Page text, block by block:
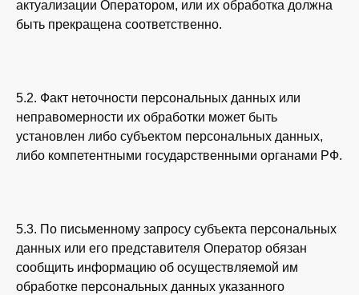
актуализации Оператором, или их обработка должна
быть прекращена соответственно.
5.2. Факт неточности персональных данных или
неправомерности их обработки может быть
установлен либо субъектом персональных данных,
либо компетентными государственными органами РФ.
5.3. По письменному запросу субъекта персональных
данных или его представителя Оператор обязан
сообщить информацию об осуществляемой им
обработке персональных данных указанного